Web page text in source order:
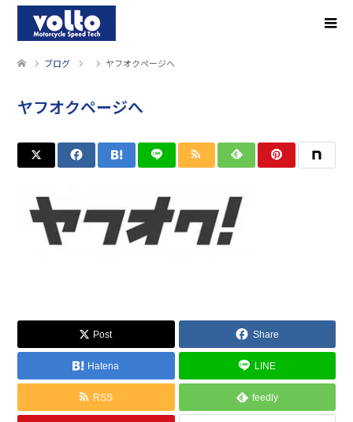
ブログ ヤフオクページへ
ヤフオクページへ
Post Share
Hatena LINE
RSS feedly